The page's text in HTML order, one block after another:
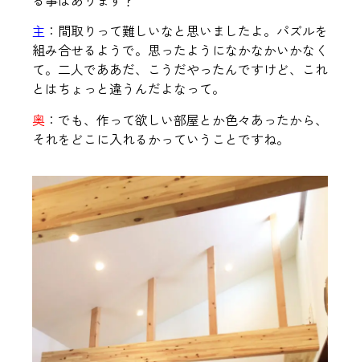
主 ：間取りって難しいなと思いましたよ。パズルを
組み合せるようで。思ったようになかなかいかなく
て。二人でああだ、こうだやったんですけど、これ
とはちょっと違うんだよなって。
奥 ：でも、作って欲しい部屋とか色々あったから、
それをどこに入れるかっていうことですね。